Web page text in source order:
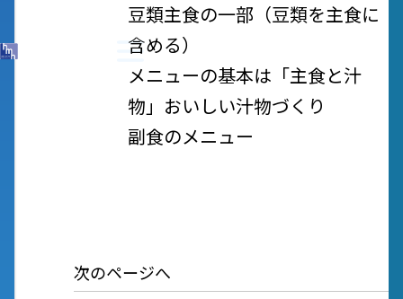
豆類主食の一部（豆類を主食に
含める）
メニューの基本は「主食と汁
物」 おいしい汁物づくり
副食のメニュー
次のページへ